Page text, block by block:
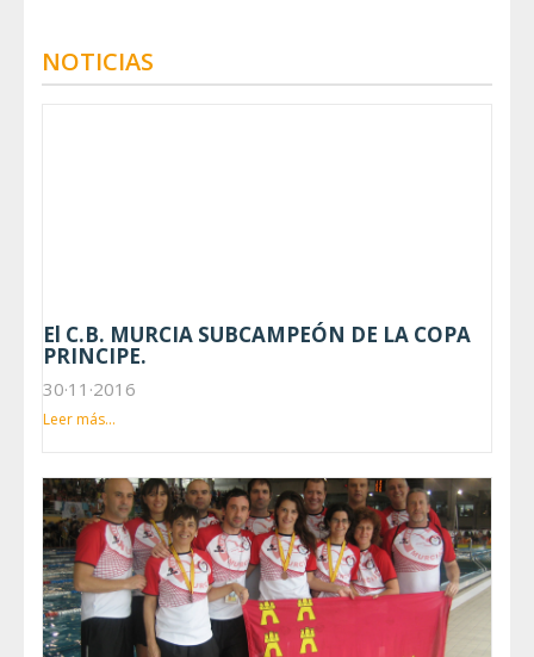
NOTICIAS
El C.B. MURCIA SUBCAMPEÓN DE LA COPA
PRINCIPE.
30·11·2016
Leer más...